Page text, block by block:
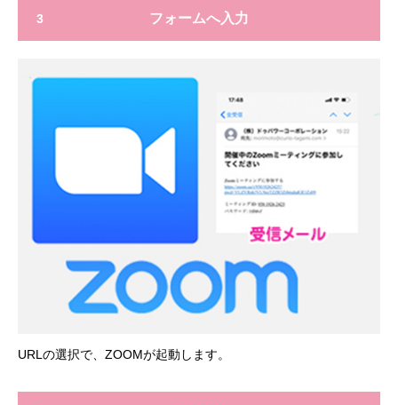
3 フォームへ入力
URLの選択で、ZOOMが起動します。